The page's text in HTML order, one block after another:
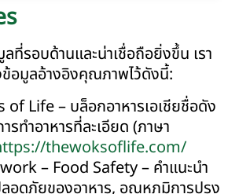
ที่รอบด้านและน่าเชื่อถือยิ่งขึ้น เรา
อมูลอ้างอิงคุณภาพไว้ดังนี้:
of Life – บล็อกอาหารเอเชียชื่อดัง
รทำอาหารที่ละเอียด (ภาษา
thewoksoflife.com/
– Food Safety – คำแนะนำ
อดภัยของอาหาร, อุณหภูมิการปรุง